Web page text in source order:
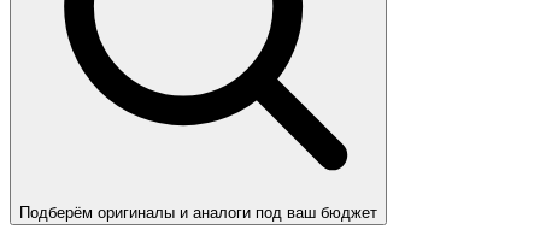
Подберём оригиналы и аналоги под ваш бюджет